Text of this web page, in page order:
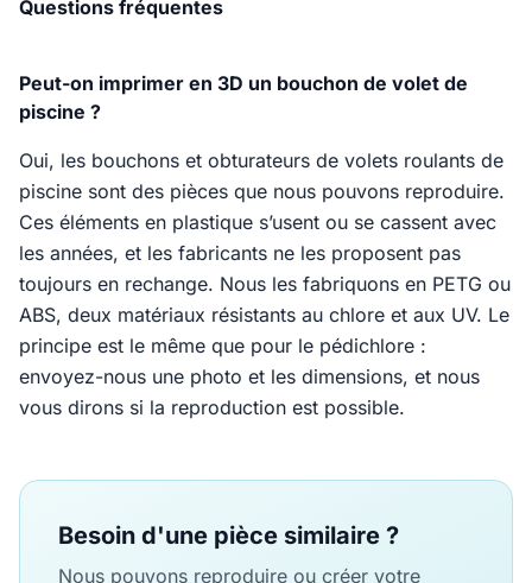
Questions fréquentes
Peut-on imprimer en 3D un bouchon de volet de
piscine ?
Oui, les bouchons et obturateurs de volets roulants de
piscine sont des pièces que nous pouvons reproduire.
Ces éléments en plastique s’usent ou se cassent avec
les années, et les fabricants ne les proposent pas
toujours en rechange. Nous les fabriquons en PETG ou
ABS, deux matériaux résistants au chlore et aux UV. Le
principe est le même que pour le pédichlore :
envoyez-nous une photo et les dimensions, et nous
vous dirons si la reproduction est possible.
Besoin d'une pièce similaire ?
Nous pouvons reproduire ou créer votre